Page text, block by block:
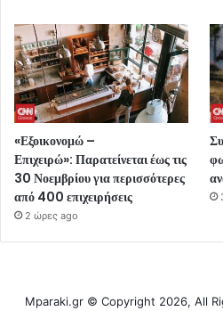
«Εξοικονομώ –
Επιχειρώ»: Παρατείνεται έως τις
30 Νοεμβρίου για περισσότερες
από 400 επιχειρήσεις
2 ώρες ago
Mparaki.gr © Copyright 2026, All